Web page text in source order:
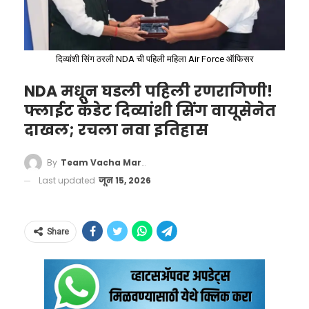
Pay attention to the man in the
yellow hat! People are beginning
to wonder if the Hantavirus
cruise ship is a giant psyop
— Matt Wallace
(@MattWallace888)May 8, 2026
दिव्यांशी सिंग ठरली NDA ची पहिली महिला Air Force ऑफिसर
NDA मधून घडली पहिली रणरागिणी!
फ्लाईट कॅडेट दिव्यांशी सिंग वायूसेनेत
दाखल; रचला नवा इतिहास
By Team Vacha Marathi
Last updated जून 15, 2026
Share